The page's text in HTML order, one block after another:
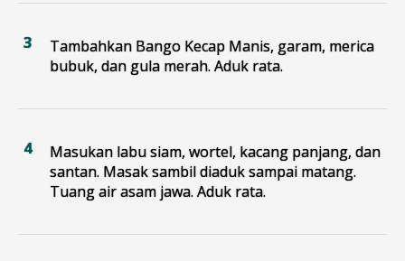
Tambahkan Bango Kecap Manis, garam, merica
bubuk, dan gula merah. Aduk rata.
Masukan labu siam, wortel, kacang panjang, dan
santan. Masak sambil diaduk sampai matang.
Tuang air asam jawa. Aduk rata.